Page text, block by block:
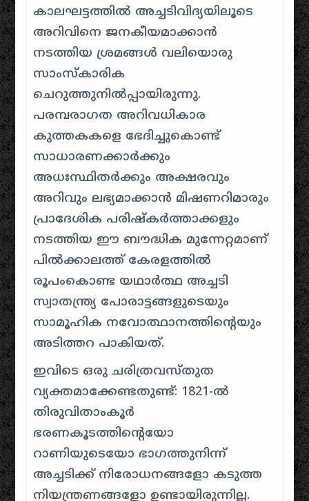
കാലഘട്ടത്തിൽ അച്ചടിവിദ്യയിലൂടെ
അറിവിനെ ജനകീയമാക്കാൻ
നടത്തിയ ശ്രമങ്ങൾ വലിയൊരു
സാംസ്കാരിക
ചെറുത്തുനിൽപ്പായിരുന്നു.
പരമ്പരാഗത അറിവധികാര
കുത്തകകളെ ഭേദിച്ചുകൊണ്ട്
സാധാരണക്കാർക്കും
അധഃസ്ഥിതർക്കും അക്ഷരവും
അറിവും ലഭ്യമാക്കാൻ മിഷണറിമാരും
പ്രാദേശിക പരിഷ്കർത്താക്കളും
നടത്തിയ ഈ ബൗദ്ധിക മുന്നേറ്റമാണ്
പിൽക്കാലത്ത് കേരളത്തിൽ
രൂപംകൊണ്ട യഥാർത്ഥ അച്ചടി
സ്വാതന്ത്ര്യ പോരാട്ടങ്ങളുടെയും
സാമൂഹിക നവോത്ഥാനത്തിന്റെയും
അടിത്തറ പാകിയത്.
ഇവിടെ ഒരു ചരിത്രവസ്തുത
വ്യക്തമാക്കേണ്ടതുണ്ട്: 1821-ൽ
തിരുവിതാംകൂർ
ഭരണകൂടത്തിന്റെയോ
റാണിയുടെയോ ഭാഗത്തുനിന്ന്
അച്ചടിക്ക് നിരോധനങ്ങളോ കടുത്ത
നിയന്ത്രണങ്ങളോ ഉണ്ടായിരുന്നില്ല.